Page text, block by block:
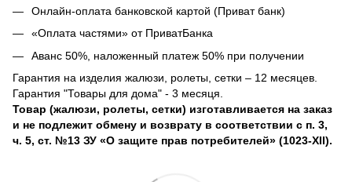
Онлайн-оплата банковской картой (Приват банк)
«Оплата частями» от ПриватБанка
Аванс 50%, наложенный платеж 50% при получении
Гарантия на изделия жалюзи, ролеты, сетки – 12 месяцев.
Гарантия "Товары для дома" - 3 месяця.
Товар (жалюзи, ролеты, сетки) изготавливается на заказ
и не подлежит обмену и возврату в соответствии с п. 3,
ч. 5, ст. №13 ЗУ «О защите прав потребителей» (1023-XII).